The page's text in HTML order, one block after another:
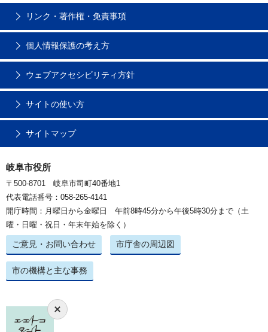
リンク・著作権・免責事項
個人情報保護の考え方
ウェブアクセシビリティ方針
サイトの使い方
サイトマップ
岐阜市役所
〒500-8701 岐阜市司町40番地1
代表電話番号：058-265-4141
開庁時間：月曜日から金曜日 午前8時45分から午後5時30分まで（土
曜・日曜・祝日・年末年始を除く）
ご意見・お問い合わせ 市庁舎の周辺図
市の機構と主な事務